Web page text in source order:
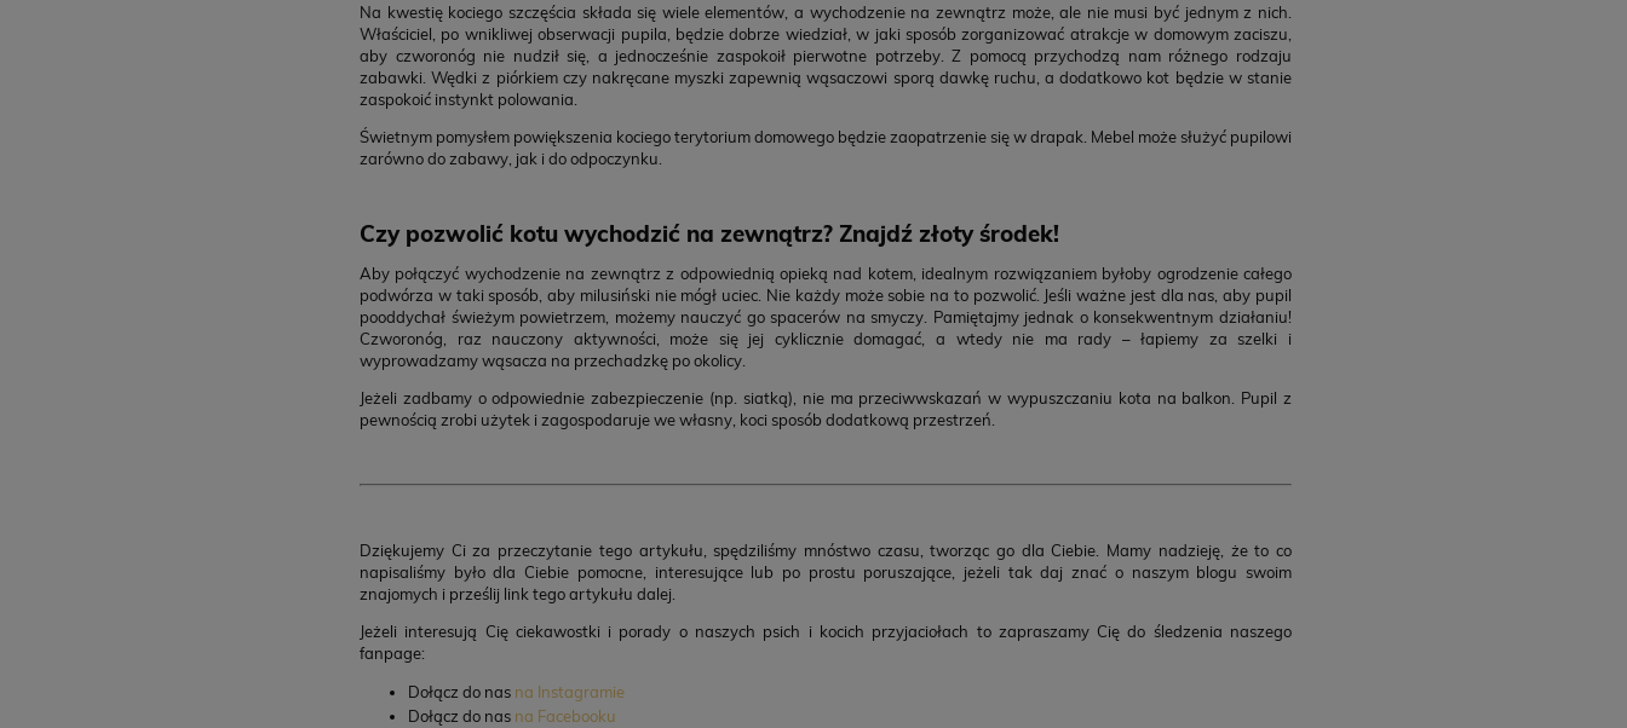
Na kwestię kociego szczęścia składa się wiele elementów, a wychodzenie na zewnątrz może, ale nie musi być jednym z nich.
Właściciel, po wnikliwej obserwacji pupila, będzie dobrze wiedział, w jaki sposób zorganizować atrakcje w domowym zaciszu,
aby czworonóg nie nudził się, a jednocześnie zaspokoił pierwotne potrzeby. Z pomocą przychodzą nam różnego rodzaju
zabawki. Wędki z piórkiem czy nakręcane myszki zapewnią wąsaczowi sporą dawkę ruchu, a dodatkowo kot będzie w stanie
zaspokoić instynkt polowania.
Świetnym pomysłem powiększenia kociego terytorium domowego będzie zaopatrzenie się w drapak. Mebel może służyć pupilowi
zarówno do zabawy, jak i do odpoczynku.
Czy pozwolić kotu wychodzić na zewnątrz? Znajdź złoty środek!
Aby połączyć wychodzenie na zewnątrz z odpowiednią opieką nad kotem, idealnym rozwiązaniem byłoby ogrodzenie całego
podwórza w taki sposób, aby milusiński nie mógł uciec. Nie każdy może sobie na to pozwolić. Jeśli ważne jest dla nas, aby pupil
pooddychał świeżym powietrzem, możemy nauczyć go spacerów na smyczy. Pamiętajmy jednak o konsekwentnym działaniu!
Czworonóg, raz nauczony aktywności, może się jej cyklicznie domagać, a wtedy nie ma rady – łapiemy za szelki i
wyprowadzamy wąsacza na przechadzkę po okolicy.
Jeżeli zadbamy o odpowiednie zabezpieczenie (np. siatką), nie ma przeciwwskazań w wypuszczaniu kota na balkon. Pupil z
pewnością zrobi użytek i zagospodaruje we własny, koci sposób dodatkową przestrzeń.
Dziękujemy Ci za przeczytanie tego artykułu, spędziliśmy mnóstwo czasu, tworząc go dla Ciebie. Mamy nadzieję, że to co
napisaliśmy było dla Ciebie pomocne, interesujące lub po prostu poruszające, jeżeli tak daj znać o naszym blogu swoim
znajomych i prześlij link tego artykułu dalej.
Jeżeli interesują Cię ciekawostki i porady o naszych psich i kocich przyjaciołach to zapraszamy Cię do śledzenia naszego
fanpage:
Dołącz do nas na Instagramie
Dołącz do nas na Facebooku